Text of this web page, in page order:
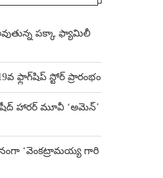
పక్కా ఫ్యామిలీ
ఫ్లాగ్‌షిప్ స్టోర్ ప్రారంభం
హారర్ మూవీ ‘అమెన్’
‘వెంకట్రామయ్య గారి